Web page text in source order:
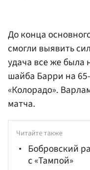
До конца
смогли выявить
удача все же была
шайба Барри на
«Колорадо».
матча.
Читайте также
Бобровский
с «Тампой»